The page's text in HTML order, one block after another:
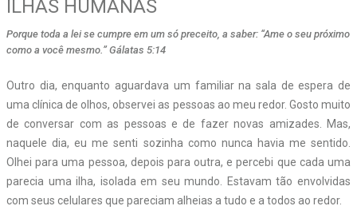
ILHAS HUMANAS
Porque toda a lei se cumpre em um só preceito, a saber: “Ame o seu próximo
como a você mesmo.” Gálatas 5:14
Outro dia, enquanto aguardava um familiar na sala de espera de
uma clínica de olhos, observei as pessoas ao meu redor. Gosto muito
de conversar com as pessoas e de fazer novas amizades. Mas,
naquele dia, eu me senti sozinha como nunca havia me sentido.
Olhei para uma pessoa, depois para outra, e percebi que cada uma
parecia uma ilha, isolada em seu mundo. Estavam tão envolvidas
com seus celulares que pareciam alheias a tudo e a todos ao redor.